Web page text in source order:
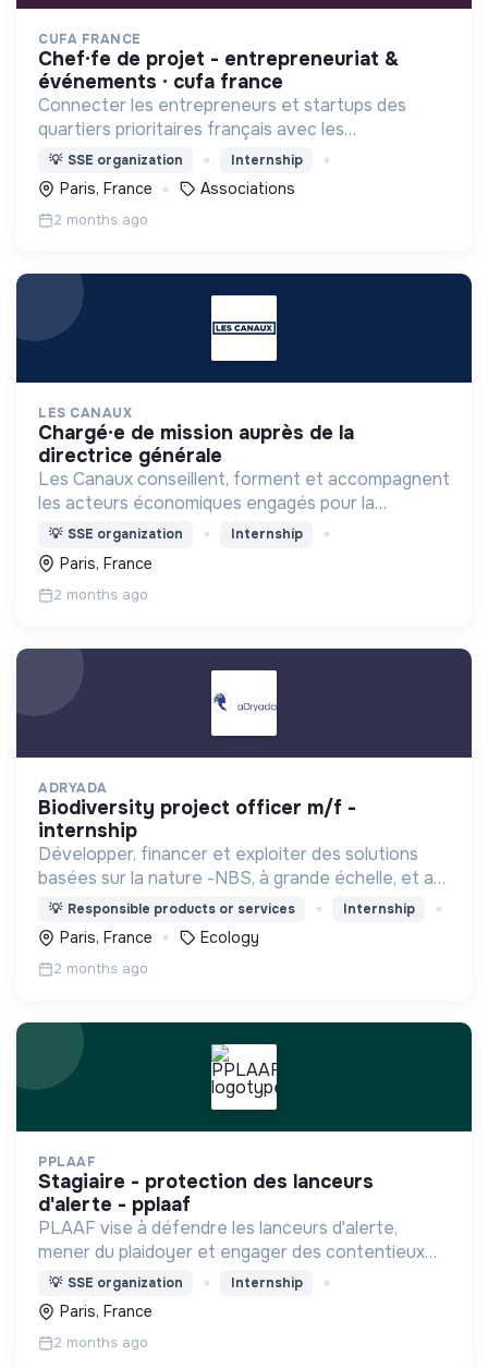
CUFA FRANCE
chef·fe de projet - entrepreneuriat &
événements · cufa france
Connecter les entrepreneurs et startups des
quartiers prioritaires français avec les
investisseurs, VCs ,incubateurs, business angels,
mentors, ..
💡 SSE organization Internship
Paris, France Associations
2 months ago
LES CANAUX
chargé·e de mission auprès de la
directrice générale
Les Canaux conseillent, forment et accompagnent
les acteurs économiques engagés pour la
solidarité et la planète, en France et à
l’international.
💡 SSE organization Internship
Paris, France
2 months ago
ADRYADA
biodiversity project officer m/f -
internship
Développer, financer et exploiter des solutions
basées sur la nature -NBS, à grande échelle, et au
niveau mondial, en se concentrant sur les projets
de reboisement et de restauration des
écosystèmes.
💡 Responsible products or services Internship
Paris, France Ecology
2 months ago
PPLAAF
stagiaire - protection des lanceurs
d'alerte - pplaaf
PLAAF vise à défendre les lanceurs d'alerte,
mener du plaidoyer et engager des contentieux
stratégiques en leur nom lorsque leurs révélations
traitent de l'intérêt général des citoyens Africains.
💡 SSE organization Internship
Paris, France
2 months ago